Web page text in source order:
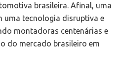
brasileira. Afinal, uma
uma tecnologia disruptiva e
montadoras centenárias e
do mercado brasileiro em